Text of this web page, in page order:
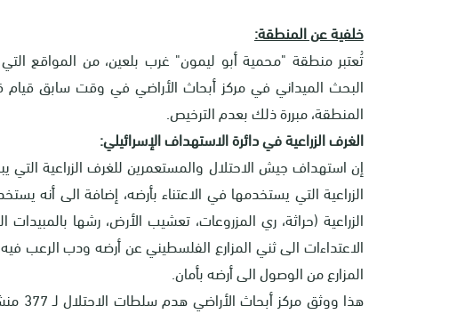
خلفية عن المنطقة:
تُعتبر منطقة "محمية أبو ليمون" غرب بلعين، من المواقع
البحث الميداني في مركز أبحاث الأراضي في وقت سابق قيام
المنطقة، مبررة ذلك بعدم الترخيص.
الغرف الزراعية في دائرة الاستهداف الإسرائيلي:
إن استهداف جيش الاحتلال والمستعمرين للغرف الزراعية
الزراعية التي يستخدمها في الاعتناء بأرضه، إضافة الى أنه
الزراعية (حراثة، ري المزروعات، تعشيب الأرض، رشها
الاعتداءات الى ثني المزارع الفلسطيني عن أرضه ودب الرعب
المزارع من الوصول الى أرضه بأمان.
هذا